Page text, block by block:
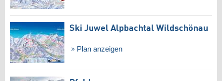
Ski Juwel Alpbachtal Wildschönau
Plan anzeigen